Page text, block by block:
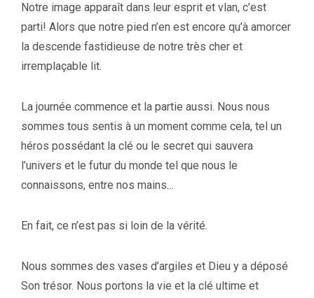
Notre image apparaît dans leur esprit et vlan, c’est
parti! Alors que notre pied n’en est encore qu’à amorcer
la descende fastidieuse de notre très cher et
irremplaçable lit.
La journée commence et la partie aussi. Nous nous
sommes tous sentis à un moment comme cela, tel un
héros possédant la clé ou le secret qui sauvera
l’univers et le futur du monde tel que nous le
connaissons, entre nos mains…
En fait, ce n’est pas si loin de la vérité.
Nous sommes des vases d’argiles et Dieu y a déposé
Son trésor. Nous portons la vie et la clé ultime et